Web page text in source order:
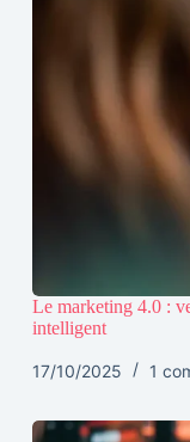
Le marketing 4.0 :
intelligent
17/10/2025 1